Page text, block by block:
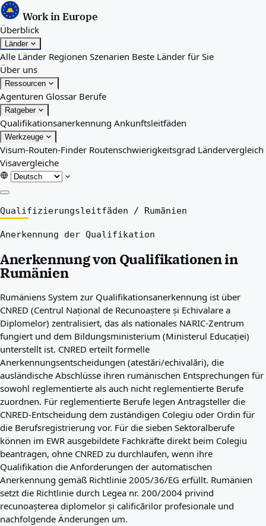
Work in Europe
Überblick
Länder
Alle Länder Regionen Szenarien Beste Länder für Sie
Über uns
Ressourcen
Agenturen Glossar Berufe
Ratgeber
Qualifikationsanerkennung Ankunftsleitfäden
Werkzeuge
Visum-Routen-Finder Routenschwierigkeitsgrad Ländervergleich
Visavergleiche
Überblick
Alle Länder
Szenarien
Beste Länder für Sie
Ressourcen
Agenturen
Glossar
Berufe
Ratgeber
Qualifikationsanerkennung
Ankunftsleitfäden
Werkzeuge
Visum-Routen-Finder
Routenschwierigkeitsgrad
Ländervergleich
Visavergleiche
Qualifizierungsleitfäden / Rumänien
Anerkennung der Qualifikation
Anerkennung von Qualifikationen in
Rumänien
Rumäniens System zur Qualifikationsanerkennung ist über
CNRED (Centrul Național de Recunoaștere și Echivalare a
Diplomelor) zentralisiert, das als nationales NARIC-Zentrum
fungiert und dem Bildungsministerium (Ministerul Educației)
unterstellt ist. CNRED erteilt formelle
Anerkennungsentscheidungen (atestări/echivalări), die
ausländische Abschlüsse ihren rumänischen Entsprechungen für
sowohl reglementierte als auch nicht reglementierte Berufe
zuordnen. Für reglementierte Berufe legen Antragsteller die
CNRED-Entscheidung dem zuständigen Colegiu oder Ordin für
die Berufsregistrierung vor. Für die sieben Sektoralberufe
können im EWR ausgebildete Fachkräfte direkt beim Colegiu
beantragen, ohne CNRED zu durchlaufen, wenn ihre
Qualifikation die Anforderungen der automatischen
Anerkennung gemäß Richtlinie 2005/36/EG erfüllt. Rumänien
setzt die Richtlinie durch Legea nr. 200/2004 privind
recunoașterea diplomelor și calificărilor profesionale und
nachfolgende Änderungen um.